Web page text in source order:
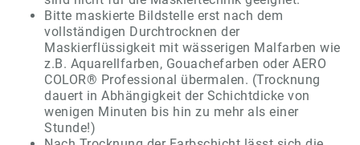
Bitte maskierte Bildstelle erst nach dem
vollständigen Durchtrocknen der
Maskierflüssigkeit mit wässerigen Malfarben wie
z.B. Aquarellfarben, Gouachefarben oder AERO
COLOR® Professional übermalen. (Trocknung
dauert in Abhängigkeit der Schichtdicke von
wenigen Minuten bis hin zu mehr als einer
Stunde!)